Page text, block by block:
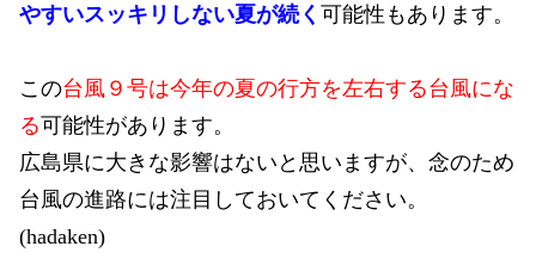
やすいスッキリしない夏が続く 可能性もあります。
この台風９号は今年の夏の行方を左右する台風にな
る可能性があります。
広島県に大きな影響はないと思いますが、念のため
台風の進路には注目しておいてください。
(hadaken)